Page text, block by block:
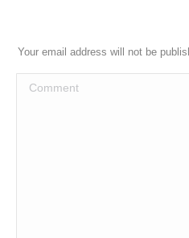
Your email address will not be
Comment